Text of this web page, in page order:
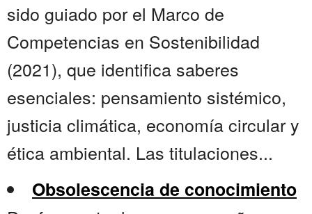
sido guiado por el Marco de
Competencias en Sostenibilidad
(2021), que identifica saberes
esenciales: pensamiento sistémico,
justicia climática, economía circular y
ética ambiental. Las titulaciones...
Obsolescencia de conocimiento